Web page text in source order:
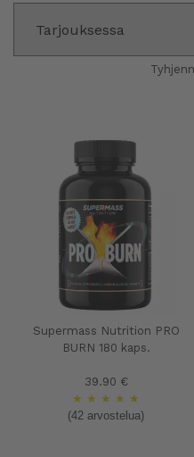
Supermass Nutrition PRO
BURN 180 kaps.
39.90 €
★ ★ ★ ★ ★
(42 arvostelua)